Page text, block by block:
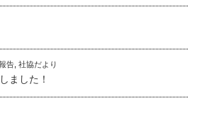
告 社協だより
ました！